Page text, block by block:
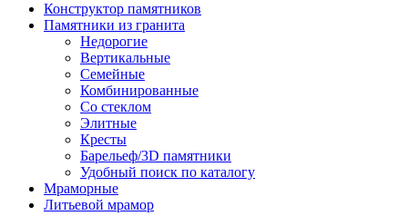
Конструктор памятников
Памятники из гранита
Недорогие
Вертикальные
Семейные
Комбинированные
Со стеклом
Элитные
Кресты
Барельеф/3D памятники
Удобный поиск по каталогу
Мраморные
Литьевой мрамор